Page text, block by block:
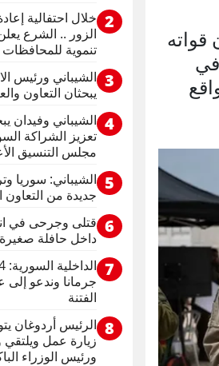
قواته
2 خلال احتفالية
الزور .. الشرع
تنموية
3 الشيباني ورئيس
يبحثان التعاون
4 الشيباني وفيدان
تعزيز الشراكة
مجلس التنسيق
5 الشيباني: سوريا
جديدة من التعاون
6 قتلى وجرحى في
داخل حافلة
7
جرمانا وندعو إلى
الفتنة
8 الرئيس أردوغان
زيارة عمل
ورئيس الوزراء